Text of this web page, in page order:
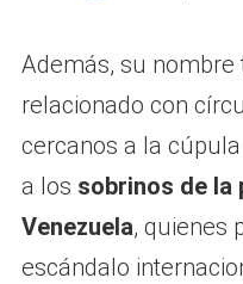
Además, su nombre
relacionado con
cercanos a la
a los sobrinos de la
Venezuela, quienes
escándalo